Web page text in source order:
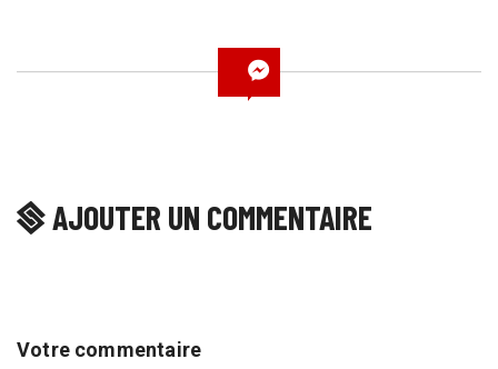
AJOUTER UN COMMENTAIRE
Votre commentaire